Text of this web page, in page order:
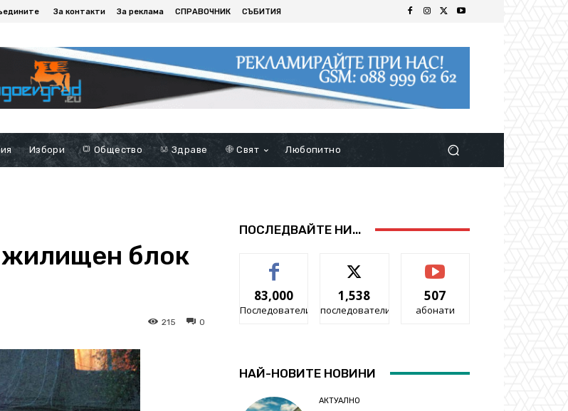
За контакти За реклама СПРАВОЧНИК СЪБИТИЯ
Избори Общество Здраве Свят Любопитно
блок
0
215
ПОСЛЕДВАЙТЕ НИ...
83,000
Последователи
1,538
последователи
507
абонати
НАЙ-НОВИТЕ НОВИНИ
АКТУАЛНО